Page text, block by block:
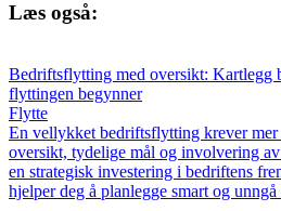
Læs også:
Bedriftsflytting med oversikt: Kartlegg
flyttingen begynner
Flytte
En vellykket bedriftsflytting krever
oversikt, tydelige mål og involvering
en strategisk investering i bedriftens
hjelper deg å planlegge smart og